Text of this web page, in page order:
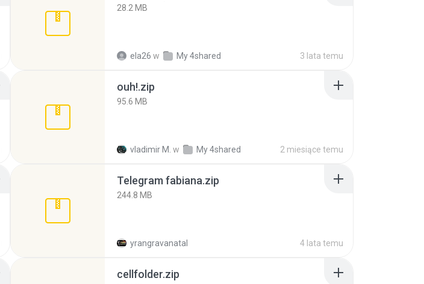
28.2 MB
ela26 w My 4shared 3 lata temu
ouh!.zip
95.6 MB
vladimir M. w My 4shared 2 miesiące temu
Telegram fabiana.zip
244.8 MB
yrangravanatal 4 lata temu
cellfolder.zip